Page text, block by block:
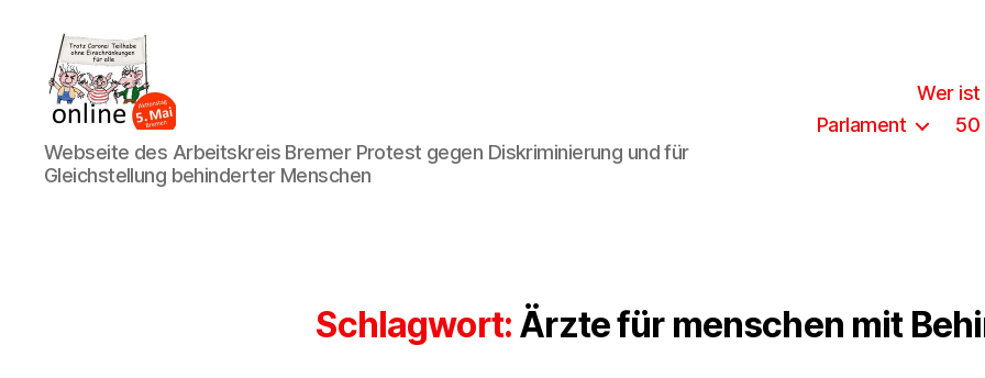
AK
Bremer
Protest
Webseite des Arbeitskreis Bremer Protest gegen Diskriminierung und für
Gleichstellung behinderter Menschen
Wer ist
Parlament
50
Schlagwort: Ärzte für menschen mit